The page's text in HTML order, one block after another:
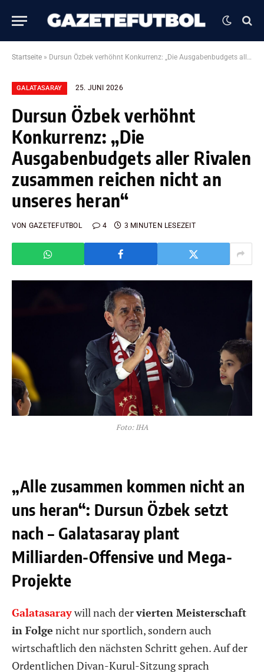
Startseite » Dursun Özbek verhöhnt Konkurrenz: „Die Ausgabenbudgets aller Rivalen zusammen reichen nicht an unseres heran“
GALATASARAY 25. JUNI 2026
Dursun Özbek verhöhnt
Konkurrenz: „Die
Ausgabenbudgets aller Rivalen
zusammen reichen nicht an
unseres heran“
VON GAZETEFUTBOL 4 3 MINUTEN LESEZEIT
Foto: IHA
„Alle zusammen kommen nicht an
uns heran“: Dursun Özbek setzt
nach – Galatasaray plant
Milliarden-Offensive und Mega-
Projekte
Galatasaraywill nach dervierten Meisterschaft
in Folge nicht nur sportlich, sondern auch
wirtschaftlich den nächsten Schritt gehen. Auf der
Ordentlichen Divan-Kurul-Sitzung sprach